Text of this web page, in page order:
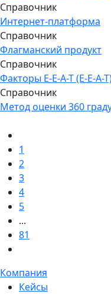
Справочник
Интернет-платформа
Справочник
Флагманский продукт
Справочник
Факторы E-E-A-T (E-E-A-
Справочник
Метод оценки 360
1
2
3
4
5
...
81
Компания
Кейсы